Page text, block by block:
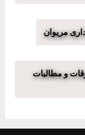
مریوان
و مطالبات